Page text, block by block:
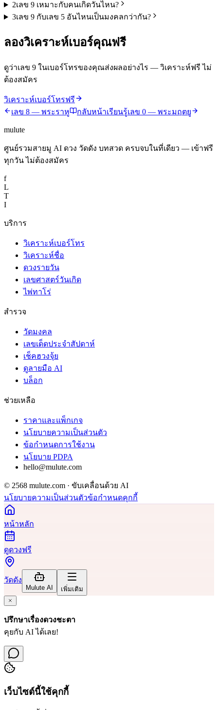
2เลข 9 เหมาะกับคนเกิดวันไหน?
3เลข 9 กับเลข 5 อันไหนเป็นมงคลกว่ากัน?
ลองวิเคราะห์เบอร์คุณฟรี
ดูว่าเลข 9 ในเบอร์โทรของคุณส่งผลอย่างไร — วิเคราะห์ฟรี ไม่
ต้องสมัคร
วิเคราะห์เบอร์โทรฟรี
เลข 8 — พระราหู กลับหน้าเรียนรู้เลข 0 — พระมฤตยู
mulute
ศูนย์รวมสายมู AI ดวง วัดดัง บทสวด ครบจบในที่เดียว — เข้าฟรี
ทุกวัน ไม่ต้องสมัคร
f
L
T
I
บริการ
วิเคราะห์เบอร์โทร
วิเคราะห์ชื่อ
ดวงรายวัน
เลขศาสตร์วันเกิด
ไพ่ทาโร่
สำรวจ
วัดมงคล
เลขเด็ดประจำสัปดาห์
เช็คฮวงจุ้ย
ดูลายมือ AI
บล็อก
ช่วยเหลือ
ราคาและแพ็กเกจ
นโยบายความเป็นส่วนตัว
ข้อกำหนดการใช้งาน
นโยบาย PDPA
hello@mulute.com
© 2568 mulute.com · ขับเคลื่อนด้วย AI
นโยบายความเป็นส่วนตัวข้อกำหนดคุกกี้
หน้าหลัก
ดูดวงฟรี
วัดดัง
Mulute AI เพิ่มเติม
ปรึกษาเรื่องดวงชะตา
คุยกับ AI ได้เลย!
เว็บไซต์นี้ใช้คุกกี้